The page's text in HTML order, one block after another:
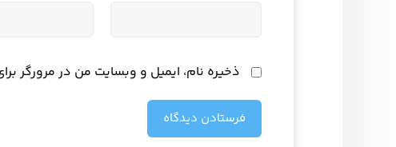
ذخیره نام، ایمیل و وبسایت من در مرورگر
فرستادن دیدگاه